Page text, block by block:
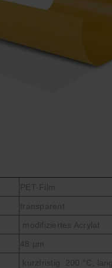
PET-Film
transparent
modifiziertes Acrylat
48 µm
kurzfristig: 200 °C,